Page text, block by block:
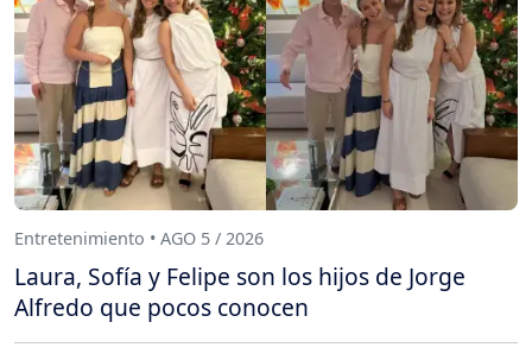
Entretenimiento • AGO 5 / 2026
Laura, Sofía y Felipe son los hijos de Jorge
Alfredo que pocos conocen